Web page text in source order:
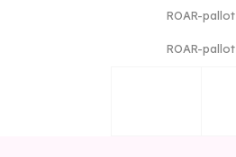
ROAR-pallot
ROAR-pallot